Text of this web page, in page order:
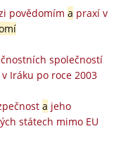
povědomím a praxí v
společností
Iráku po roce 2003
a jeho
státech mimo EU